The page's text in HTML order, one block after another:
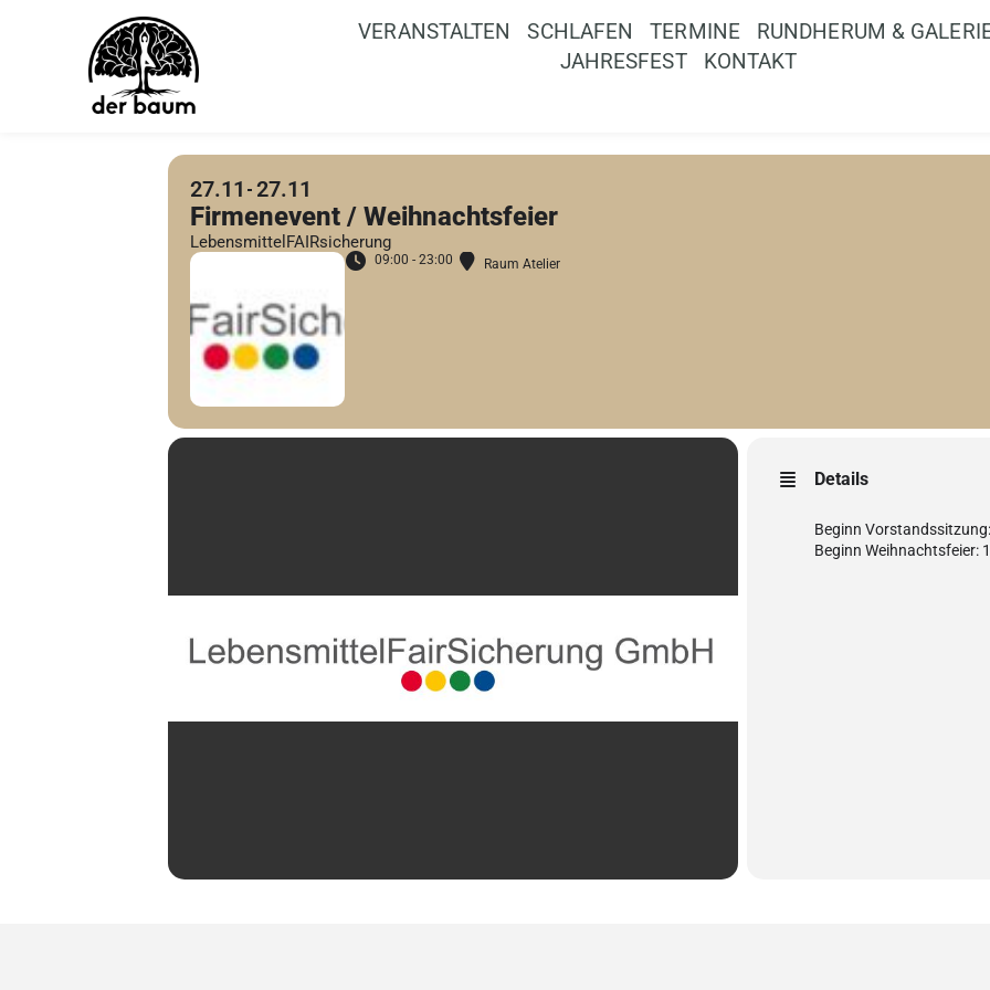
VERANSTALTEN SCHLAFEN TERMINE
RUNDHERUM &
JAHRESFEST
KONTAKT
27.11 27.11
Firmenevent / Weihnachtsfeier
LebensmittelFAIRsicherung
09:00 - 23:00 Raum Atelier
Details
Beginn
Beginn Weihnachtsfeier: